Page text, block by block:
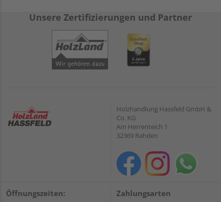
Unsere Zertifizierungen und Partner
Holzhandlung Hassfeld GmbH &
Co. KG
Am Herrenteich 1
32369 Rahden
Öffnungszeiten: Zahlungsarten